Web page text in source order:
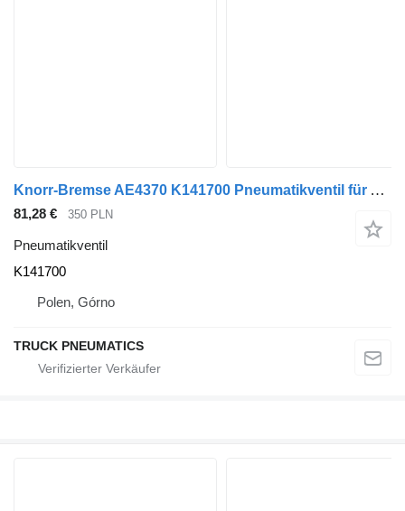
Knorr-Bremse AE4370 K141700 Pneumatikventil für Auflieger
81,28 € 350 PLN
Pneumatikventil
K141700
Polen, Górno
TRUCK PNEUMATICS